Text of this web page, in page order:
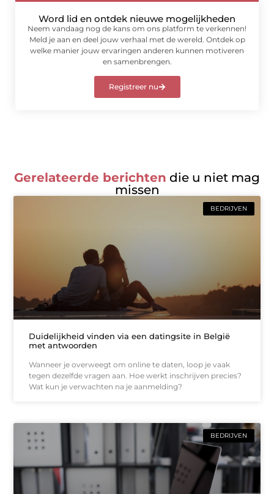
Word lid en ontdek nieuwe mogelijkheden
Neem vandaag nog de kans om ons platform te verkennen!
Meld je aan en deel jouw verhaal met de wereld. Ontdek op
welke manier jouw ervaringen anderen kunnen motiveren
en samenbrengen.
Registreer nu
Gerelateerde berichten die u niet mag
missen
BEDRIJVEN
Duidelijkheid vinden via een datingsite in België
met antwoorden
Wanneer je overweegt om online te daten, loop je vaak
tegen dezelfde vragen aan. Hoe werkt inschrijven precies?
Wat kun je verwachten na je aanmelding?
BEDRIJVEN